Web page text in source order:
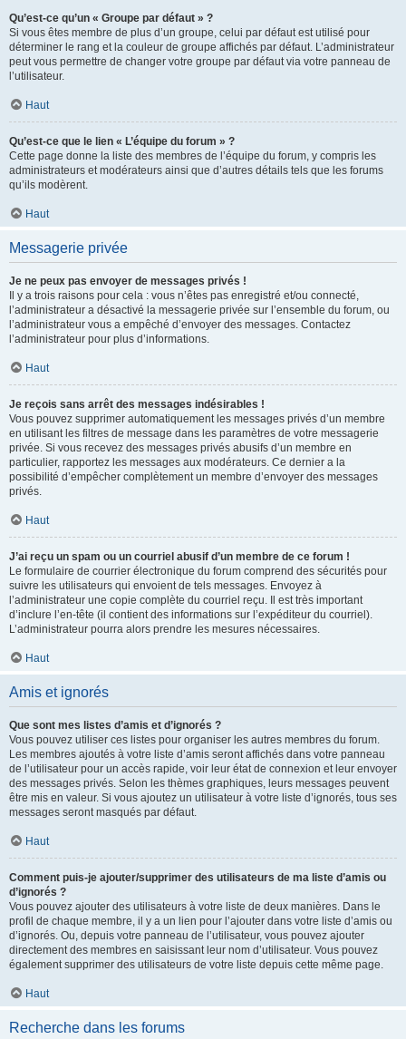
Qu’est-ce qu’un « Groupe par défaut » ?
Si vous êtes membre de plus d’un groupe, celui par défaut est utilisé pour
déterminer le rang et la couleur de groupe affichés par défaut. L’administrateur
peut vous permettre de changer votre groupe par défaut via votre panneau de
l’utilisateur.
Haut
Qu’est-ce que le lien « L’équipe du forum » ?
Cette page donne la liste des membres de l’équipe du forum, y compris les
administrateurs et modérateurs ainsi que d’autres détails tels que les forums
qu’ils modèrent.
Haut
Messagerie privée
Je ne peux pas envoyer de messages privés !
Il y a trois raisons pour cela : vous n’êtes pas enregistré et/ou connecté,
l’administrateur a désactivé la messagerie privée sur l’ensemble du forum, ou
l’administrateur vous a empêché d’envoyer des messages. Contactez
l’administrateur pour plus d’informations.
Haut
Je reçois sans arrêt des messages indésirables !
Vous pouvez supprimer automatiquement les messages privés d’un membre
en utilisant les filtres de message dans les paramètres de votre messagerie
privée. Si vous recevez des messages privés abusifs d’un membre en
particulier, rapportez les messages aux modérateurs. Ce dernier a la
possibilité d’empêcher complètement un membre d’envoyer des messages
privés.
Haut
J’ai reçu un spam ou un courriel abusif d’un membre de ce forum !
Le formulaire de courrier électronique du forum comprend des sécurités pour
suivre les utilisateurs qui envoient de tels messages. Envoyez à
l’administrateur une copie complète du courriel reçu. Il est très important
d’inclure l’en-tête (il contient des informations sur l’expéditeur du courriel).
L’administrateur pourra alors prendre les mesures nécessaires.
Haut
Amis et ignorés
Que sont mes listes d’amis et d’ignorés ?
Vous pouvez utiliser ces listes pour organiser les autres membres du forum.
Les membres ajoutés à votre liste d’amis seront affichés dans votre panneau
de l’utilisateur pour un accès rapide, voir leur état de connexion et leur envoyer
des messages privés. Selon les thèmes graphiques, leurs messages peuvent
être mis en valeur. Si vous ajoutez un utilisateur à votre liste d’ignorés, tous ses
messages seront masqués par défaut.
Haut
Comment puis-je ajouter/supprimer des utilisateurs de ma liste d’amis ou
d’ignorés ?
Vous pouvez ajouter des utilisateurs à votre liste de deux manières. Dans le
profil de chaque membre, il y a un lien pour l’ajouter dans votre liste d’amis ou
d’ignorés. Ou, depuis votre panneau de l’utilisateur, vous pouvez ajouter
directement des membres en saisissant leur nom d’utilisateur. Vous pouvez
également supprimer des utilisateurs de votre liste depuis cette même page.
Haut
Recherche dans les forums